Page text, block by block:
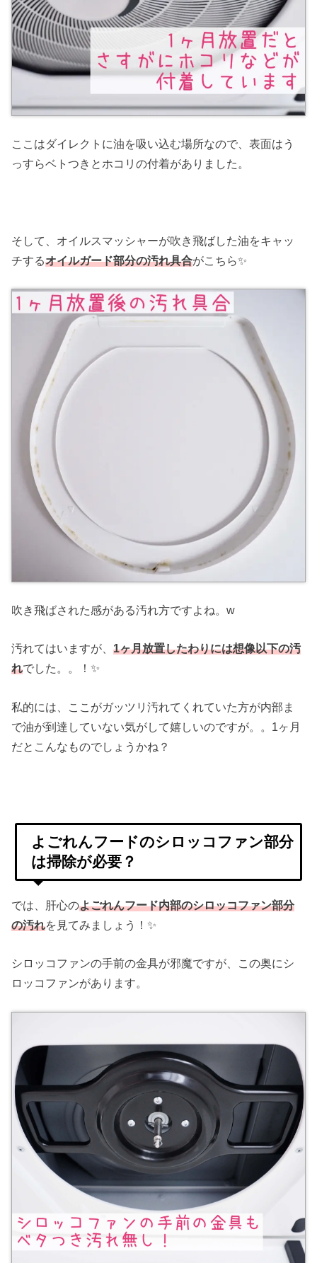
ここはダイレクトに油を吸い込む場所なので、表面はう
っすらベトつきとホコリの付着がありました。
そして、オイルスマッシャーが吹き飛ばした油をキャッ
チするオイルガード部分の汚れ具合がこちら✨
吹き飛ばされた感がある汚れ方ですよね。w
汚れてはいますが、1ヶ月放置したわりには想像以下の汚
れでした。。！✨
私的には、ここがガッツリ汚れてくれていた方が内部ま
で油が到達していない気がして嬉しいのですが。。1ヶ月
だとこんなものでしょうかね？
よごれんフードのシロッコファン部分
は掃除が必要？
では、肝心のよごれんフード内部のシロッコファン部分
の汚れを見てみましょう！✨
シロッコファンの手前の金具が邪魔ですが、この奥にシ
ロッコファンがあります。